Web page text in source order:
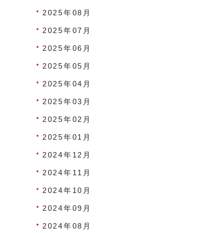
2025年08月
2025年07月
2025年06月
2025年05月
2025年04月
2025年03月
2025年02月
2025年01月
2024年12月
2024年11月
2024年10月
2024年09月
2024年08月